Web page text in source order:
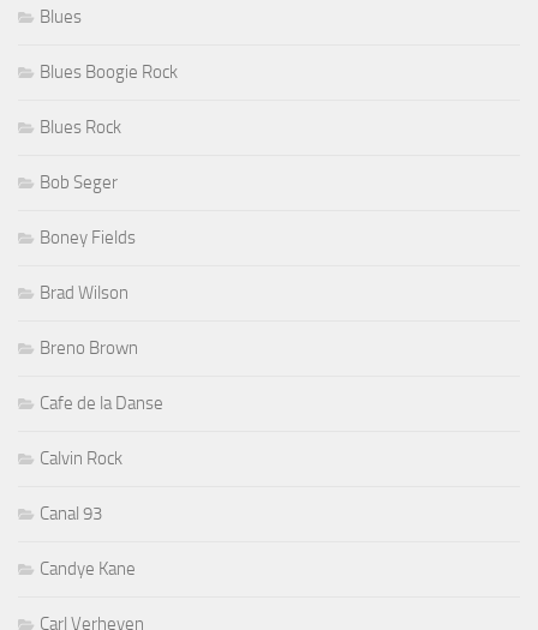
Blues
Blues Boogie Rock
Blues Rock
Bob Seger
Boney Fields
Brad Wilson
Breno Brown
Cafe de la Danse
Calvin Rock
Canal 93
Candye Kane
Carl Verheyen